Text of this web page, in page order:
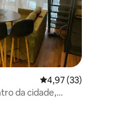
7 avaliações4,97 de uma
4,97 (33)
da cidade,